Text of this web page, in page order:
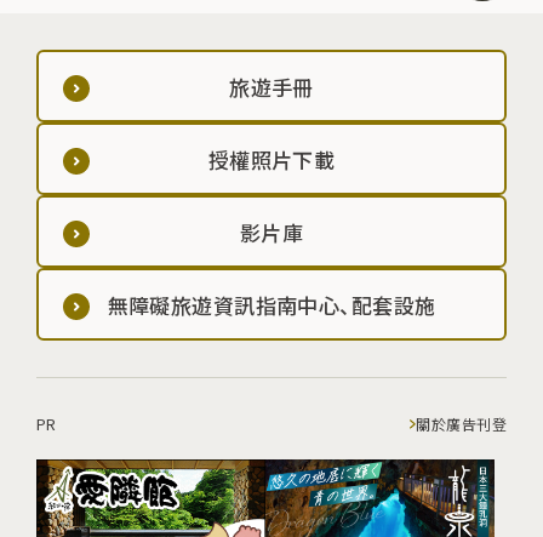
旅遊手冊
授權照片下載
影片庫
無障礙旅遊資訊指南中心、配套設施
PR 關於廣告刊登